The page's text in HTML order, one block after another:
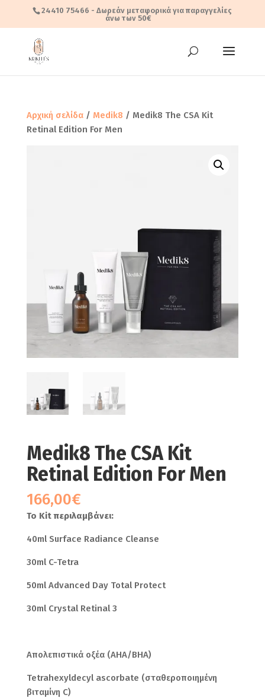
24410 75466 - Δωρεάν μεταφορικά για παραγγελίες
άνω των 50€
Αρχική σελίδα/ Medik8 / Medik8 The CSA Kit
Retinal Edition For Men
Medik8 The CSA Kit
Retinal Edition For Men
166,00€
Το Kit περιλαμβάνει:
40ml Surface Radiance Cleanse
30ml C-Tetra
50ml Advanced Day Total Protect
30ml Crystal Retinal 3
Απολεπιστικά οξέα (AHA/BHA)
Tetrahexyldecyl ascorbate (σταθεροποιημένη
βιταμίνη C)